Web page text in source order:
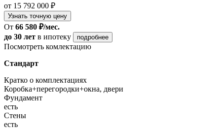
от 15 792 000 ₽
Узнать точную цену
От 66 580 ₽/мес.
до 30 лет в ипотеку подробнее
Посмотреть комлектацию
Стандарт
Кратко о комплектациях
Коробка+перегородки+окна, двери
Фундамент
есть
Стены
есть